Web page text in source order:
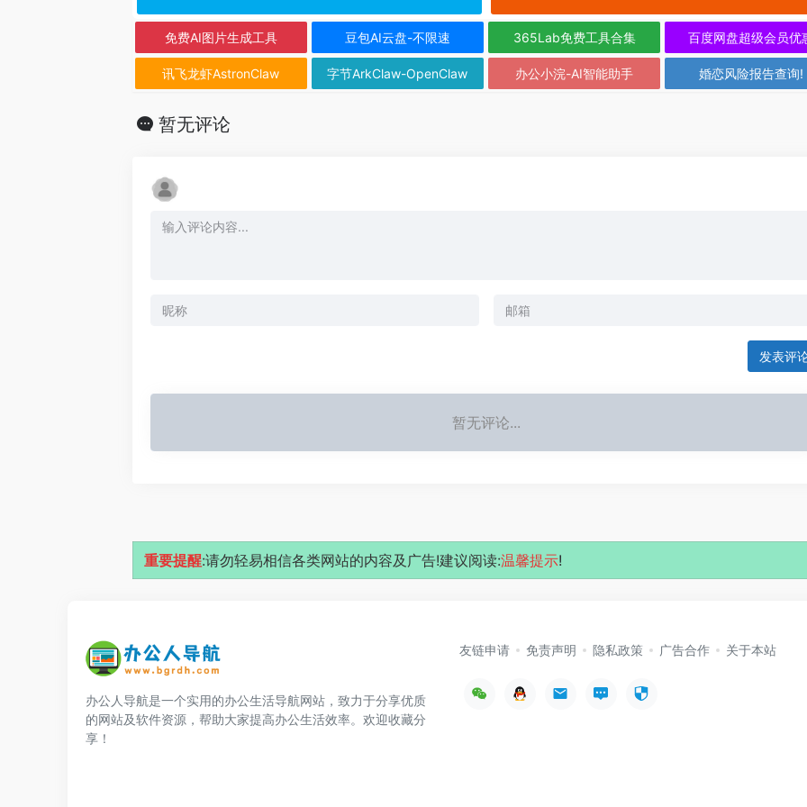
免费AI图片生成工具 豆包AI云盘-不限速 365Lab免费工具合集 百度网盘超级会员优
讯飞龙虾AstronClaw 字节ArkClaw-OpenClaw 办公小浣-AI智能助手 婚恋风险报告查询!
暂无评论
发表评
暂无评论...
重要提醒:请勿轻易相信各类网站的内容及广告!建议阅读:温馨提示!
办公人导航是一个实用的办公生活导航网站，致力于分享优质
的网站及软件资源，帮助大家提高办公生活效率。欢迎收藏分
享！
友链申请 免责声明 隐私政策 广告合作 关于本站